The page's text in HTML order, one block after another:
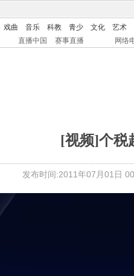
戏曲 音乐 科教 青少 文化
艺术
直播中国 赛事直播 网络
[视频]个税
发布时间:2011年07月01日